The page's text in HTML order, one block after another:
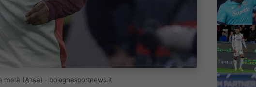
metà (Ansa) - bolognasportnews.it